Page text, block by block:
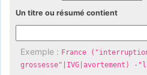
Un titre ou résumé contient
Exemple : France
grossesse"|IVG|avortement)